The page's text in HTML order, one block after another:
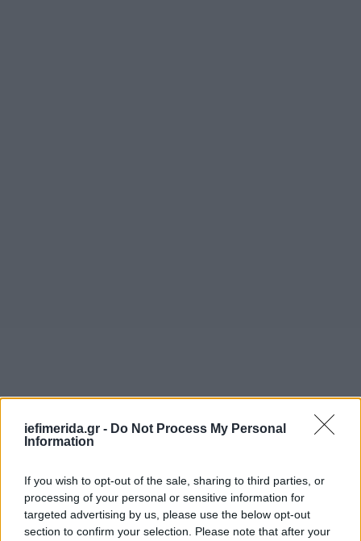
iefimerida.gr - Do Not Process My Personal
Information
If you wish to opt-out of the sale, sharing to third parties, or
processing of your personal or sensitive information for
targeted advertising by us, please use the below opt-out
section to confirm your selection. Please note that after your
«Θα αποδείξουμε ότι δεν υπάρχουν μόνο καλές
υλοποιήσουμε με πρακτικό αντίκτυπο για την
κοινωνία», συμπλήρωναν. Όλοι, άλλωστε,
αναγνωρίζουν ότι κάθε μέρα θα είναι κρίσιμη το